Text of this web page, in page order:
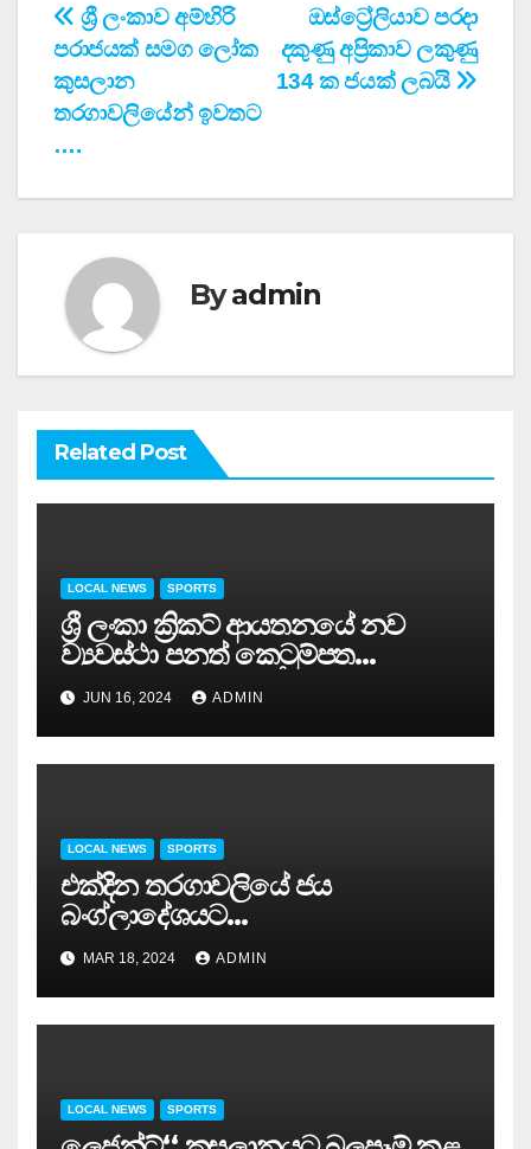
Post
navigation
ඔස්ට්‍රේලියාව පරදා
දකුණු අප්‍රිකාව ලකුණු
134 ක ජයක් ලබයි
ශ්‍රී ලංකාව අම්හිරි
පරාජයක් සමග ලෝක
කුසලාන
තරගාවලියේන් ඉවතට
….
Byadmin
Related Post
LOCAL NEWS SPORTS
ශ්‍රී ලංකා ක්‍රිකට් ආයතනයේ නව
ව්‍යවස්ථා පනත් කෙටුම්පත
ජනපතිට…
JUN 16, 2024 ADMIN
LOCAL NEWS SPORTS
එක්දින තරගාවලියේ ජය
බංග්ලාදේශයට…
MAR 18, 2024 ADMIN
LOCAL NEWS SPORTS